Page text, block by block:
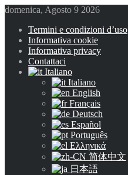
domenica, Agosto 9 2026
Termini e condizioni d’uso
Informativa cookie
Informativa privacy
Contattaci
Italiano
Italiano
English
Français
Deutsch
Español
Português
Ελληνικά
简体中文
日本語